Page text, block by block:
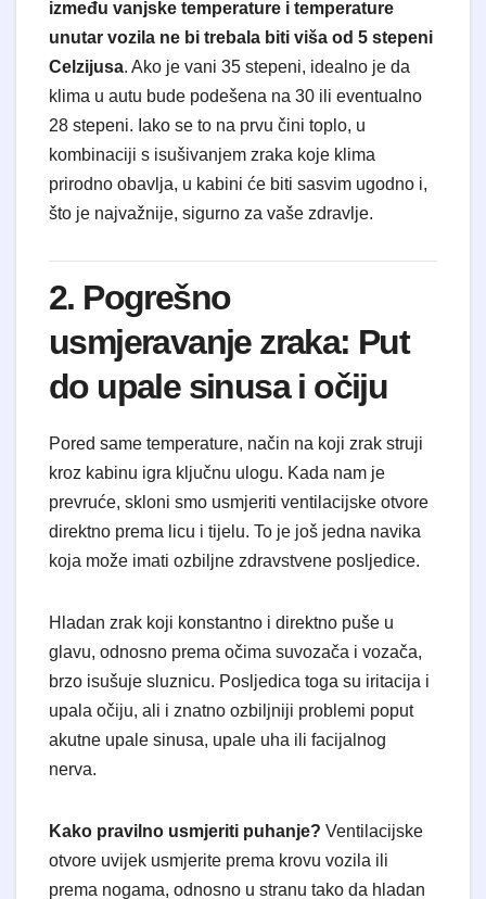
između vanjske temperature i temperature
unutar vozila ne bi trebala biti viša od 5 stepeni
Celzijusa. Ako je vani 35 stepeni, idealno je da
klima u autu bude podešena na 30 ili eventualno
28 stepeni. Iako se to na prvu čini toplo, u
kombinaciji s isušivanjem zraka koje klima
prirodno obavlja, u kabini će biti sasvim ugodno i,
što je najvažnije, sigurno za vaše zdravlje.
2. Pogrešno
usmjeravanje zraka: Put
do upale sinusa i očiju
Pored same temperature, način na koji zrak struji
kroz kabinu igra ključnu ulogu. Kada nam je
prevruće, skloni smo usmjeriti ventilacijske otvore
direktno prema licu i tijelu. To je još jedna navika
koja može imati ozbiljne zdravstvene posljedice.
Hladan zrak koji konstantno i direktno puše u
glavu, odnosno prema očima suvozača i vozača,
brzo isušuje sluznicu. Posljedica toga su iritacija i
upala očiju, ali i znatno ozbiljniji problemi poput
akutne upale sinusa, upale uha ili facijalnog
nerva.
Kako pravilno usmjeriti puhanje? Ventilacijske
otvore uvijek usmjerite prema krovu vozila ili
prema nogama, odnosno u stranu tako da hladan